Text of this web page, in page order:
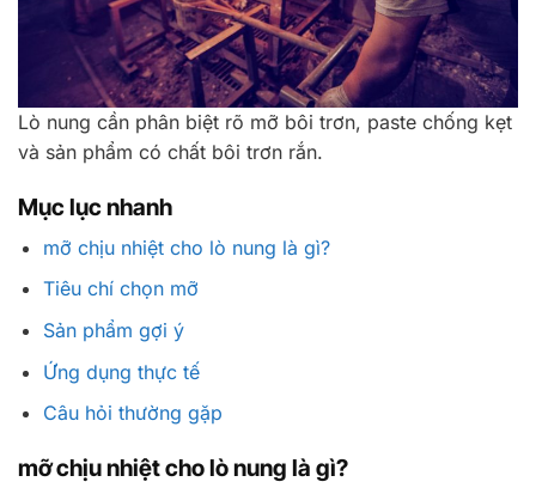
Lò nung cần phân biệt rõ mỡ bôi trơn, paste chống kẹt
và sản phẩm có chất bôi trơn rắn.
Mục lục nhanh
mỡ chịu nhiệt cho lò nung là gì?
Tiêu chí chọn mỡ
Sản phẩm gợi ý
Ứng dụng thực tế
Câu hỏi thường gặp
mỡ chịu nhiệt cho lò nung là gì?